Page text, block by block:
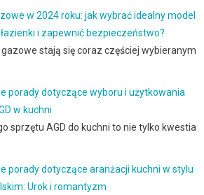
w 2024 roku: jak wybrać idealny model
i zapewnić bezpieczeństwo?
gazowe stają się coraz częściej wybieranym
porady dotyczące wyboru i użytkowania
w kuchni
sprzętu AGD do kuchni to nie tylko kwestia
porady dotyczące aranżacji kuchni w stylu
Urok i romantyzm